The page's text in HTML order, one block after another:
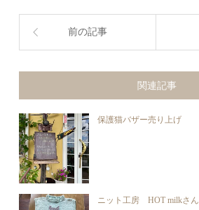
前の記事
関連記事
保護猫バザー売り上げ
ニット工房 HOT milkさん